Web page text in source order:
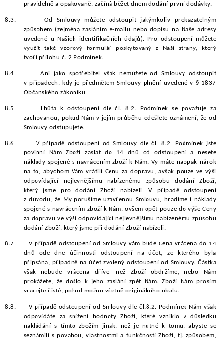
pravidelně a opakovaně, začíná běžet dnem dodání první dodávky.
8.3.
Od Smlouvy můžete odstoupit jakýmkoliv prokazatelným
způsobem (zejména zasláním e-mailu nebo dopisu na Naše adresy
uvedené u Našich identifikačních údajů). Pro odstoupení můžete
využít také vzorový formulář poskytovaný z Naší strany, který
tvoří přílohu č. 2 Podmínek.
8.4.
Ani jako spotřebitel však nemůžete od Smlouvy odstoupit
v případech, kdy je předmětem Smlouvy plnění uvedené v § 1837
Občanského zákoníku.
8.5.
Lhůta k odstoupení dle čl. 8.2. Podmínek se považuje za
zachovanou, pokud Nám v jejím průběhu odešlete oznámení, že od
Smlouvy odstupujete.
8.6.
V případě odstoupení od Smlouvy dle čl. 8.2. Podmínek jste
povinní Nám Zboží zaslat do 14 dnů od odstoupení a nesete
náklady spojené s navrácením zboží k Nám. Vy máte naopak nárok
na to, abychom Vám vrátili Cenu za dopravu, avšak pouze ve výši
odpovídající nejlevnějšímu nabízenému způsobu dodání Zboží,
který jsme pro dodání Zboží nabízeli. V případě odstoupení
z důvodu, že My porušíme uzavřenou Smlouvu, hradíme i náklady
spojené s navrácením zboží k Nám, ovšem opět pouze do výše Ceny
za dopravu ve výši odpovídající nejlevnějšímu nabízenému způsobu
dodání Zboží, který jsme při dodání Zboží nabízeli.
8.7.
V případě odstoupení od Smlouvy Vám bude Cena vrácena do 14
dnů ode dne účinnosti odstoupení na účet, ze kterého byla
připsána, případně na účet zvolený odstoupení od Smlouvy. Částka
však nebude vrácena dříve, než Zboží obdržíme, nebo Nám
prokážete, že došlo k jeho zaslání zpět Nám. Zboží Nám prosím
vracejte čisté, pokud možno včetně originálního obalu.
8.8.
V případě odstoupení od Smlouvy dle čl.8.2. Podmínek Nám však
odpovídáte za snížení hodnoty Zboží, které vzniklo v důsledku
nakládání s tímto zbožím jinak, než je nutné k tomu, abyste se
seznámili s povahou, vlastnostmi a funkčností Zboží, tj. způsobem,